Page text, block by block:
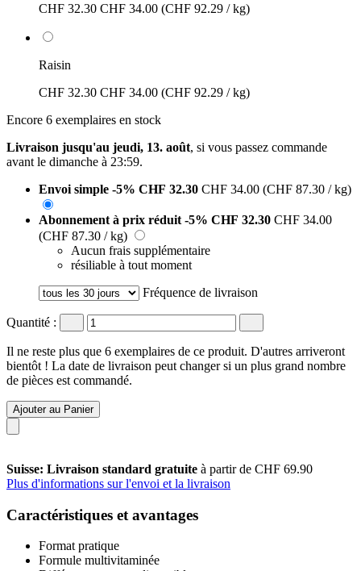
CHF 32.30 CHF 34.00 (CHF 92.29 / kg)
Raisin
CHF 32.30 CHF 34.00 (CHF 92.29 / kg)
Encore 6 exemplaires en stock
Livraison jusqu'au jeudi, 13. août, si vous passez commande
avant le dimanche à 23:59.
Envoi simple -5% CHF 32.30 CHF 34.00 (CHF 87.30 / kg)
Abonnement à prix réduit -5% CHF 32.30 CHF 34.00
(CHF 87.30 / kg)
Aucun frais supplémentaire
résiliable à tout moment
Fréquence de livraison
Quantité :
Il ne reste plus que 6 exemplaires de ce produit. D'autres arriveront
bientôt ! La date de livraison peut changer si un plus grand nombre
de pièces est commandé.
Ajouter au Panier
Suisse: Livraison standard gratuite à partir de CHF 69.90
Plus d'informations sur l'envoi et la livraison
Caractéristiques et avantages
Format pratique
Formule multivitaminée